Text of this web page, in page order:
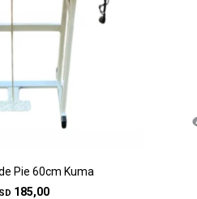
Pie 60cm Kuma
185,00